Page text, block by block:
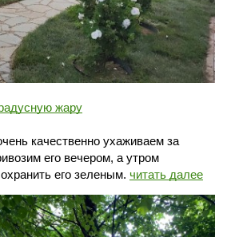
жару
качественно ухаживаем за
его вечером, а утром
его зеленым. читать далее